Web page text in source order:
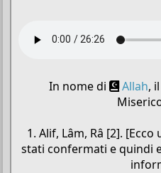
In nome di Allah,
1. Alif, Lâm, Râ [2].
stati confermati e quindi